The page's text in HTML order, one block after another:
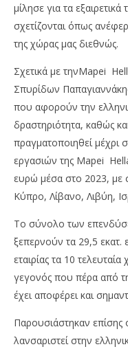
μίλησε για τα
σχετίζονται όπως
της χώρας μας διεθνώς.
Σχετικά με τηνMapei
Σπυρίδων
που αφορούν την
δραστηριότητα, καθώς
πραγματοποιηθεί μέχρι
εργασιών της Mapei
ευρώ μέσα στο 2023, με
Κύπρο, Λίβανο, Λιβύη,
Το σύνολο των
ξεπερνούν τα 29,5
εταιρίας τα 10
γεγονός που πέρα από
έχει αποφέρει και
Παρουσιάστηκαν επίσης
λανσαριστεί στην